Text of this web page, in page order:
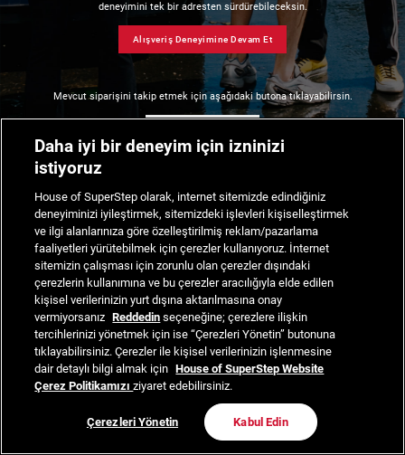
deneyimini tek bir adresten sürdürebileceksin.
Alışveriş Deneyimine Devam Et
Mevcut siparişini takip etmek için aşağıdaki butona tıklayabilirsin.
Daha iyi bir deneyim için izninizi
istiyoruz
House of SuperStep olarak, internet sitemizde edindiğiniz
deneyiminizi iyileştirmek, sitemizdeki işlevleri kişiselleştirmek
ve ilgi alanlarınıza göre özelleştirilmiş reklam/pazarlama
faaliyetleri yürütebilmek için çerezler kullanıyoruz. İnternet
sitemizin çalışması için zorunlu olan çerezler dışındaki
çerezlerin kullanımına ve bu çerezler aracılığıyla elde edilen
kişisel verilerinizin yurt dışına aktarılmasına onay
vermiyorsanız Reddedin seçeneğine; çerezlere ilişkin
tercihlerinizi yönetmek için ise “Çerezleri Yönetin” butonuna
tıklayabilirsiniz. Çerezler ile kişisel verilerinizin işlenmesine
dair detaylı bilgi almak için House of SuperStep Website
Çerez Politikamızıziyaret edebilirsiniz.
Çerezleri Yönetin Kabul Edin